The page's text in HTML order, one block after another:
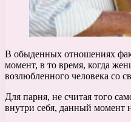
В обыденных отношениях
момент, в то время, когда
возлюбленного человека со
Для парня, не считая того
внутри себя, данный момент